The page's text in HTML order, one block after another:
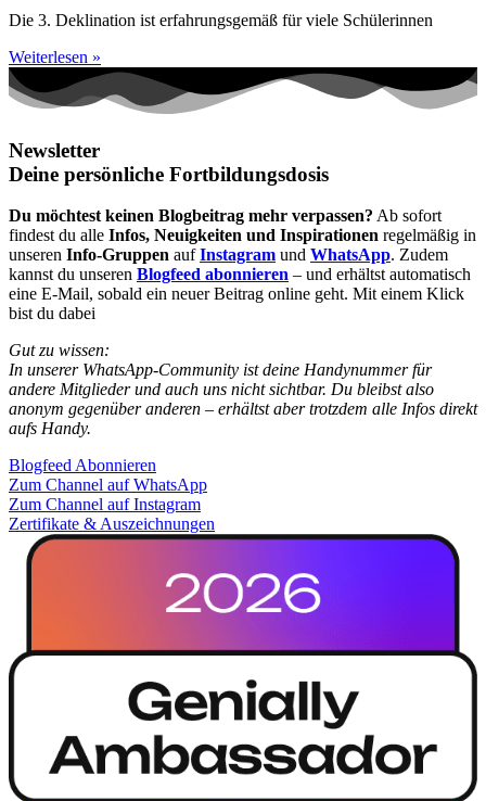
Die 3. Deklination ist erfahrungsgemäß für viele Schülerinnen
Weiterlesen »
Newsletter
Deine persönliche Fortbildungsdosis
Du möchtest keinen Blogbeitrag mehr verpassen? Ab sofort
findest du alle Infos, Neuigkeiten und Inspirationen regelmäßig in
unseren Info-Gruppen aufInstagram und WhatsApp. Zudem
kannst du unseren Blogfeed abonnieren – und erhältst automatisch
eine E-Mail, sobald ein neuer Beitrag online geht. Mit einem Klick
bist du dabei
Gut zu wissen:
In unserer WhatsApp-Community ist deine Handynummer für
andere Mitglieder und auch uns nicht sichtbar. Du bleibst also
anonym gegenüber anderen – erhältst aber trotzdem alle Infos direkt
aufs Handy.
Blogfeed Abonnieren
Zum Channel auf WhatsApp
Zum Channel auf Instagram
Zertifikate & Auszeichnungen